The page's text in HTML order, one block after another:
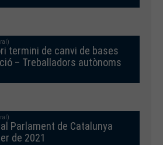
termini de canvi de bases
– Treballadors autònoms
Parlament de Catalunya
de 2021